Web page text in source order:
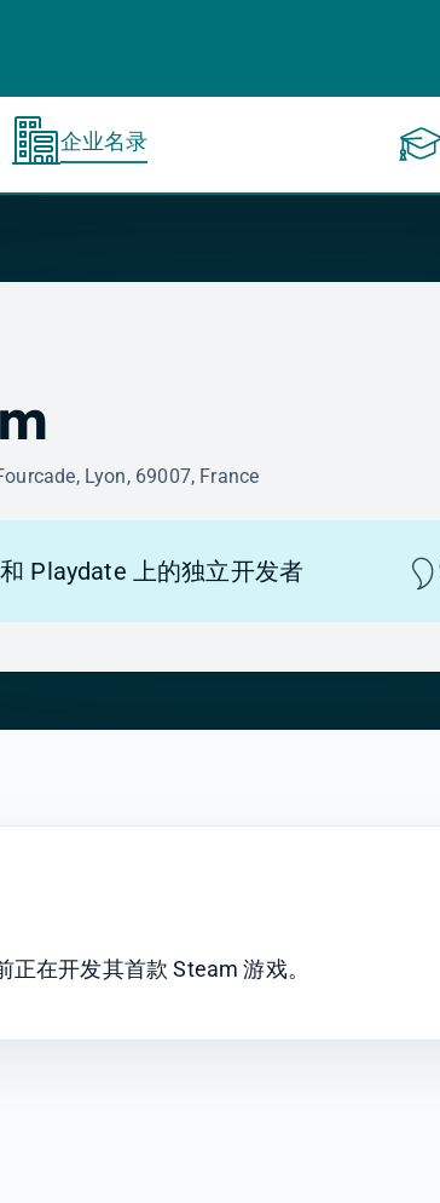
企业名录
Lyon, 69007, France
Playdate 上的独立开发者
在开发其首款 Steam 游戏。